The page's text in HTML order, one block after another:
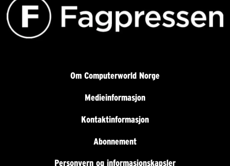
Om Computerworld Norge
Medieinformasjon
Kontaktinformasjon
Abonnement
Personvern og informasjonskapsler